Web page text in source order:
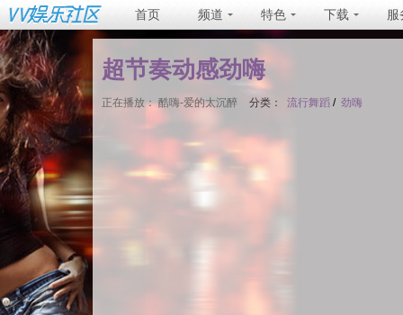
首页 频道 特色 下载 服
超节奏动感劲嗨
正在播放：酷嗨-爱的太沉醉 分类： 流行舞蹈 / 劲嗨